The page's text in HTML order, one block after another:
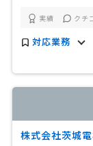
実績 クチ
対応業務
株式会社茨城